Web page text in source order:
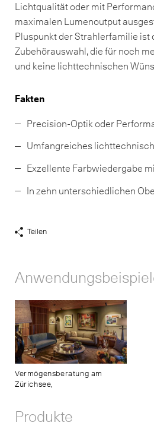
Lichtqualität oder mit
maximalen Lumenoutput
Pluspunkt der Strahlerfamilie ist
Zubehörauswahl, die für noch
und keine lichttechnischen
Fakten
Precision-Optik oder
Umfangreiches
Exzellente Farbwiedergabe
In zehn unterschiedlichen
Teilen
Vermögensberatung am
Zürichsee,
Produkte